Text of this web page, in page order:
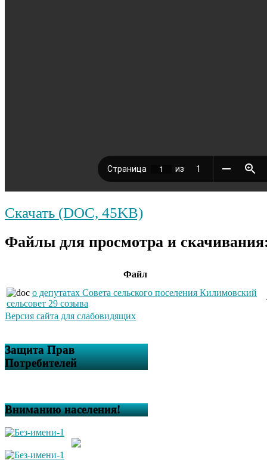
Скачать (DOC, 45KB)
Файлы для просмотра и
Файл
о депутатах Совета сельского поселения Килимовский
сельсовет 29 созыва
Версия сайта для слабовидящих
Защита Прав
Потребителей
Вниманию населения!